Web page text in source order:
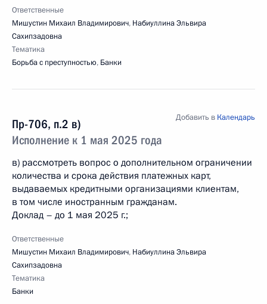
Ответственные
Мишустин Михаил Владимирович, Набиуллина Эльвира
Сахипзадовна
Тематика
Борьба с преступностью, Банки
Пр-706, п.2 в)
Исполнение к 1 мая 2025 года
Добавить в Календарь
в) рассмотреть вопрос о дополнительном ограничении
количества и срока действия платежных карт,
выдаваемых кредитными организациями клиентам,
в том числе иностранным гражданам.
Доклад – до 1 мая 2025 г.;
Ответственные
Мишустин Михаил Владимирович, Набиуллина Эльвира
Сахипзадовна
Тематика
Банки